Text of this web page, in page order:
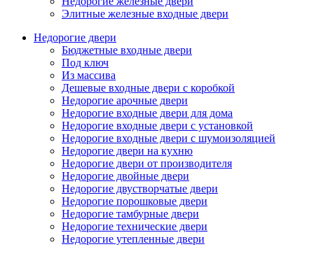
Элитные железные входные двери
Недорогие двери
Бюджетные входные двери
Под ключ
Из массива
Дешевые входные двери с коробкой
Недорогие арочные двери
Недорогие входные двери для дома
Недорогие входные двери с установкой
Недорогие входные двери с шумоизоляцией
Недорогие двери на кухню
Недорогие двери от производителя
Недорогие двойные двери
Недорогие двустворчатые двери
Недорогие порошковые двери
Недорогие тамбурные двери
Недорогие технические двери
Недорогие утепленные двери